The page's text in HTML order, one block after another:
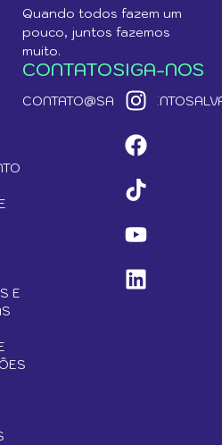
Quando todos fazem um
pouco, juntos fazemos
muito.
E
CONTATOSIGA-NOS